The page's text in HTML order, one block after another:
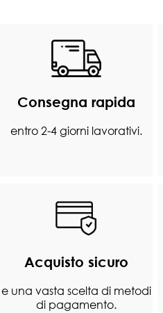
Consegna rapida
entro 2-4 giorni lavorativi.
Acquisto sicuro
e una vasta scelta di metodi
di pagamento.